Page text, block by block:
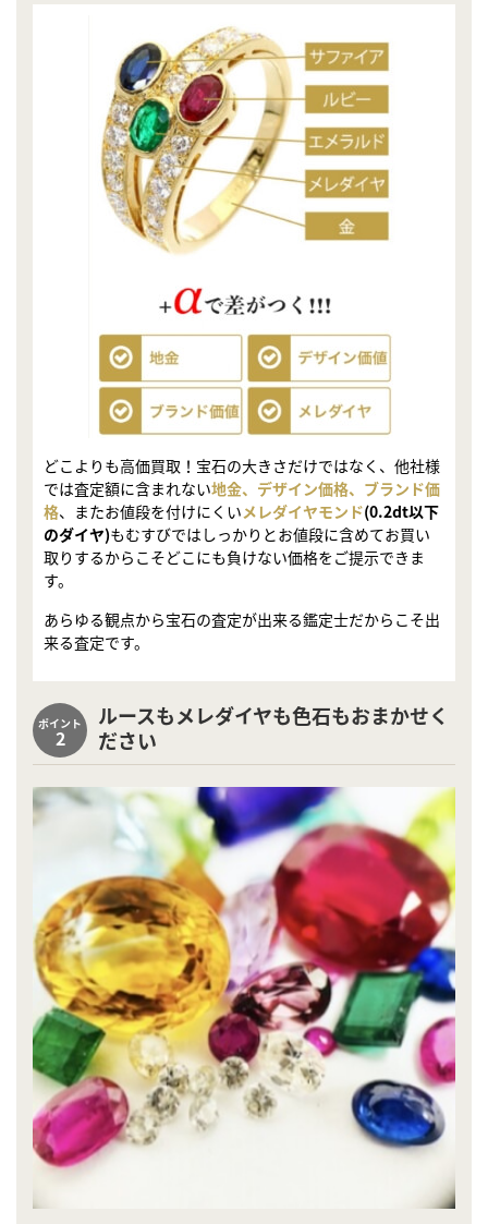
どこよりも高価買取！宝石の大きさだけではなく、他社様
では査定額に含まれない地金、デザイン価格、ブランド価
格、またお値段を付けにくいメレダイヤモンド(0.2dt以下
のダイヤ)もむすびではしっかりとお値段に含めてお買い
取りするからこそどこにも負けない価格をご提示できま
す。
あらゆる観点から宝石の査定が出来る鑑定士だからこそ出
来る査定です。
ポイント
2
ルースもメレダイヤも色石もおまかせく
ださい